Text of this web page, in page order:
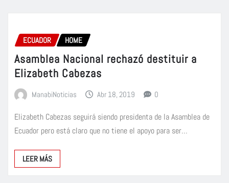
ECUADOR HOME
Asamblea Nacional rechazó destituir a
Elizabeth Cabezas
ManabiNoticias Abr 18, 2019 0
Elizabeth Cabezas seguirá siendo presidenta de la Asamblea de
Ecuador pero está claro que no tiene el apoyo para ser…
LEER MÁS